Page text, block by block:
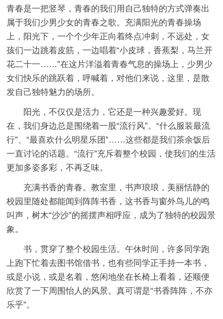
青春是一把竖琴，青春的我们用自己独特的方式弹奏出
属于我们少男少女的青春之歌。充满阳光的青春操场
上，阳光下，一个个少年正向着终点冲刺，不远处，女
孩们一边跳着皮筋，一边唱着“小皮球，香蕉梨，马兰开
花二十一……”在这片洋溢着青春气息的操场上，少男少
女们快乐的跳跃着，呼喊着，对他们来说，这里，是散
发自己独特魅力的场所。
阳光，不仅仅是活力，它还是一种兴趣爱好。现
在，我们身边总是围绕着一股“流行风”。“什么服装最流
行”、“最喜欢什么明星乐团”……这些都是我们茶余饭后
一直讨论的话题。“流行”充斥着整个校园，使我们的生活
更加多姿多彩，不再乏味。
充满书香的青春。教室里，书声琅琅，美丽恬静的
校园里随处都能闻到阵阵书香，这书香与窗外鸟儿的鸣
叫声，树木“沙沙”的摇摆声相呼应，成为了独特的校园景
象。
书，贯穿了整个校园生活。午休时间，许多同学跑
上跑下忙着去图书馆借书，也有些同学正手持一本书，
或是小说，或是名着，悠闲地坐在长椅上看着，还顺便
欣赏了一下周围怡人的风景。真可谓是“书香阵阵，不亦
乐乎”。